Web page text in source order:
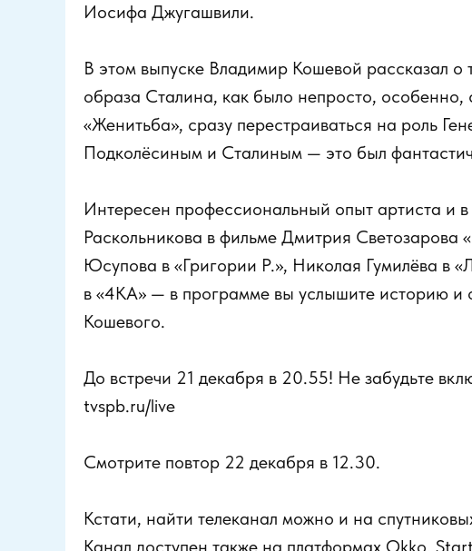
Иосифа Джугашвили.
В этом выпуске Владимир Кошевой рассказал о
образа Сталина, как было непросто, особенно,
«Женитьба», сразу перестраиваться на роль
Подколёсиным и Сталиным — это был
Интересен профессиональный опыт артиста и
Раскольникова в фильме Дмитрия Светозарова
Юсупова в «Григории Р.», Николая Гумилёва в
в «4КА» — в программе вы услышите историю и
Кошевого.
До встречи 21 декабря в 20.55! Не забудьте
tvspb.ru/live
Смотрите повтор 22 декабря в 12.30.
Кстати, найти телеканал можно и на
Канал доступен также на платформах Okko,